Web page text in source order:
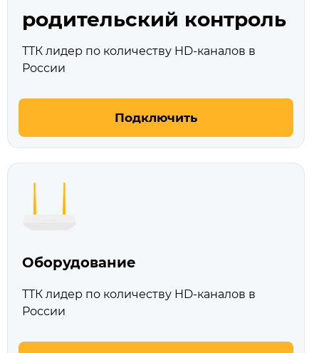
родительский контроль
ТТК лидер по количеству HD‑каналов в
России
Подключить
Оборудование
ТТК лидер по количеству HD‑каналов в
России